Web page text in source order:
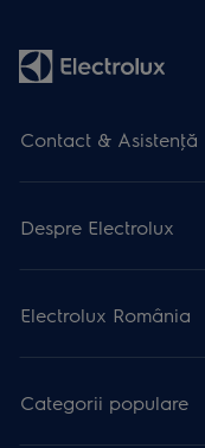
Contact & Asistenţă
Despre Electrolux
Electrolux România
Categorii populare